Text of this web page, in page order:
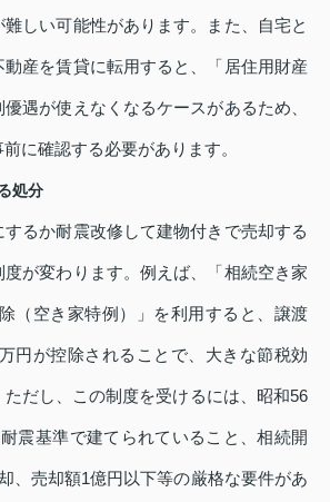
しい可能性があります。また、自宅と
動産を賃貸に転用すると、「居住用財産
遇が使えなくなるケースがあるため、
に確認する必要があります。
処分
るか耐震改修して建物付きで売却する
が変わります。例えば、「相続空き家
（空き家特例）」を利用すると、譲渡
円が控除されることで、大きな節税効
だし、この制度を受けるには、昭和56
震基準で建てられていること、相続開
、売却額1億円以下等の厳格な要件があ